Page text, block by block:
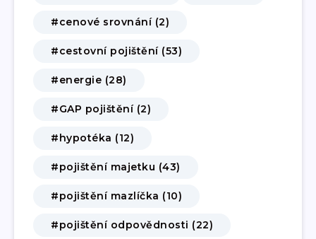
#cenové srovnání (2)
#cestovní pojištění (53)
#energie (28)
#GAP pojištění (2)
#hypotéka (12)
#pojištění majetku (43)
#pojištění mazlíčka (10)
#pojištění odpovědnosti (22)